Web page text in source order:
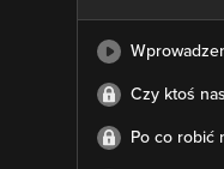
Czy ktoś
Po co robić